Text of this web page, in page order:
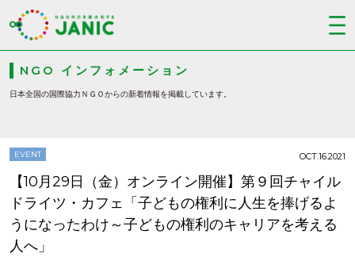
NGO インフォメーション
日本全国の国際協力ＮＧＯからの新着情報を掲載しています。
EVENT
【10月29日（金）オンライン開催】第９回チャイル
ドライツ・カフェ「子どもの権利に人生を捧げるよ
うになったわけ～子どもの権利のキャリアを考える
人へ」
OCT.16.2021